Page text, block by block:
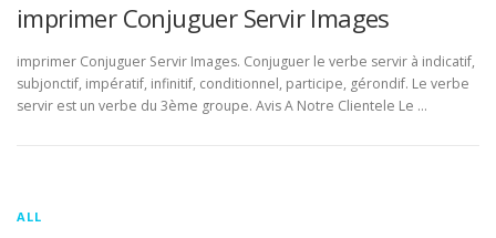
imprimer Conjuguer Servir Images
imprimer Conjuguer Servir Images. Conjuguer le verbe servir à indicatif,
subjonctif, impératif, infinitif, conditionnel, participe, gérondif. Le verbe
servir est un verbe du 3ème groupe. Avis A Notre Clientele Le …
ALL